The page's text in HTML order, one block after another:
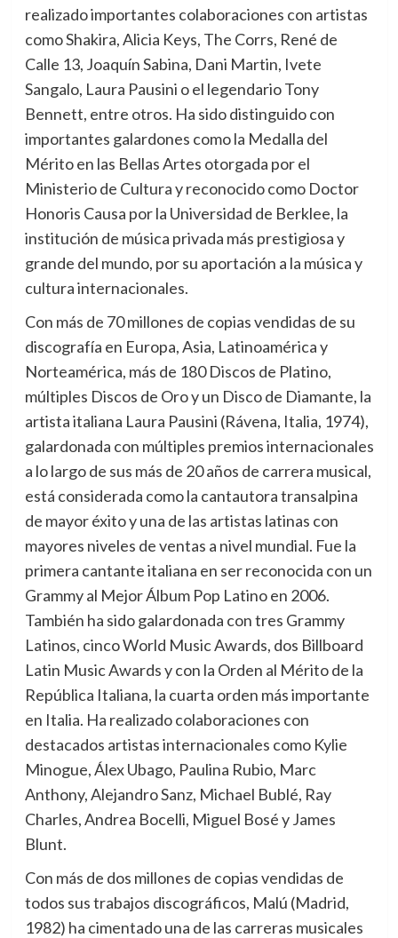
realizado importantes colaboraciones con artistas
como Shakira, Alicia Keys, The Corrs, René de
Calle 13, Joaquín Sabina, Dani Martin, Ivete
Sangalo, Laura Pausini o el legendario Tony
Bennett, entre otros. Ha sido distinguido con
importantes galardones como la Medalla del
Mérito en las Bellas Artes otorgada por el
Ministerio de Cultura y reconocido como Doctor
Honoris Causa por la Universidad de Berklee, la
institución de música privada más prestigiosa y
grande del mundo, por su aportación a la música y
cultura internacionales.
Con más de 70 millones de copias vendidas de su
discografía en Europa, Asia, Latinoamérica y
Norteamérica, más de 180 Discos de Platino,
múltiples Discos de Oro y un Disco de Diamante, la
artista italiana Laura Pausini (Rávena, Italia, 1974),
galardonada con múltiples premios internacionales
a lo largo de sus más de 20 años de carrera musical,
está considerada como la cantautora transalpina
de mayor éxito y una de las artistas latinas con
mayores niveles de ventas a nivel mundial. Fue la
primera cantante italiana en ser reconocida con un
Grammy al Mejor Álbum Pop Latino en 2006.
También ha sido galardonada con tres Grammy
Latinos, cinco World Music Awards, dos Billboard
Latin Music Awards y con la Orden al Mérito de la
República Italiana, la cuarta orden más importante
en Italia. Ha realizado colaboraciones con
destacados artistas internacionales como Kylie
Minogue, Álex Ubago, Paulina Rubio, Marc
Anthony, Alejandro Sanz, Michael Bublé, Ray
Charles, Andrea Bocelli, Miguel Bosé y James
Blunt.
Con más de dos millones de copias vendidas de
todos sus trabajos discográficos, Malú (Madrid,
1982) ha cimentado una de las carreras musicales